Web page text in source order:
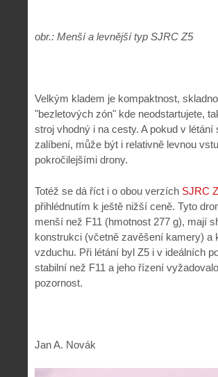
obr.: Menší a levnější typ SJRC Z5
Velkým kladem je kompaktnost,
"bezletových zón" kde neodstartujete,
stroj vhodný i na cesty. A pokud v létání
zalíbení, může být i relativně levnou
pokročilejšími drony.
Totéž se dá říct i o obou verzích SJRC
přihlédnutím k ještě nižší ceně. Tyto
menší než F11 (hmotnost 277 g), mají
konstrukci (včetně zavěšení kamery) a
vzduchu. Při létání byl Z5 i v ideálních
stabilní než F11 a jeho řízení
pozornost.
Jan A. Novák